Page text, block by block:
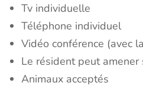
Tv individuelle
Téléphone individuel
Vidéo conférence (avec
Le résident peut amener
Animaux acceptés